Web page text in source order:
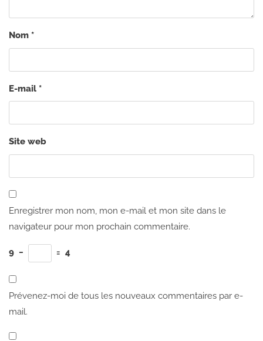
Nom *
E-mail *
Site web
Enregistrer mon nom, mon e-mail et mon site dans le
navigateur pour mon prochain commentaire.
9 − = 4
Prévenez-moi de tous les nouveaux commentaires par e-
mail.